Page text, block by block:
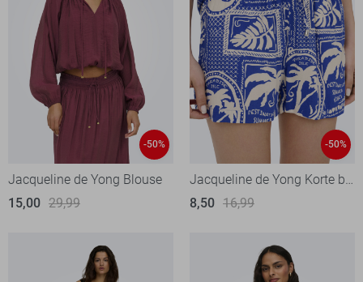
-50%
Jacqueline de Yong Blouse
15,00 29,99
-50%
Jacqueline de Yong Korte broek
8,50 16,99